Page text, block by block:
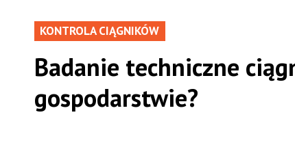
KONTROLA CIĄGNIKÓW
Badanie techniczne
gospodarstwie?